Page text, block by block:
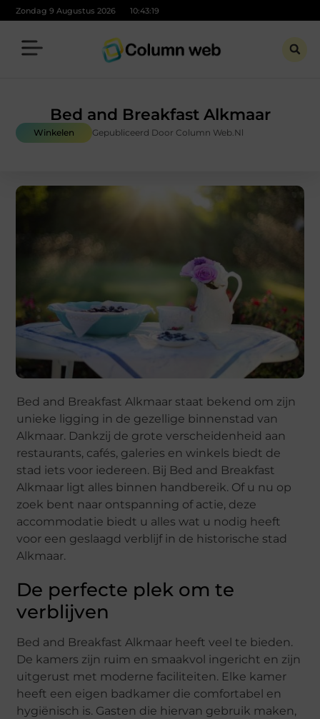
Zondag 9 Augustus 2026 10:43:20
Bed and Breakfast Alkmaar
Winkelen Gepubliceerd Door Column Web.nl
Bed and Breakfast Alkmaar staat bekend om zijn
unieke ligging in de gezellige binnenstad van
Alkmaar. Dankzij de grote verscheidenheid aan
restaurants, cafés, galeries en winkels biedt de
stad iets voor iedereen. Bij Bed and Breakfast
Alkmaar ligt alles binnen handbereik. Of u nu op
zoek bent naar ontspanning of actie, deze
accommodatie biedt u alles wat u nodig heeft
voor een geslaagd verblijf in de historische stad
Alkmaar.
De perfecte plek om te
verblijven
Bed and Breakfast Alkmaar heeft veel te bieden.
De kamers zijn ruim en smaakvol ingericht en zijn
uitgerust met moderne faciliteiten. Elke kamer
heeft een eigen badkamer die comfortabel en
hygiënisch is. Gasten die hiervan gebruik maken,